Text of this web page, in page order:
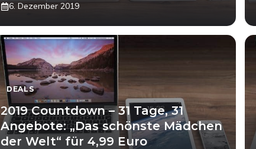
6. Dezember 2019
DEALS
2019 Countdown – 31 Tage, 31
Angebote: „Das schönste Mädchen
der Welt“ für 4,99 Euro